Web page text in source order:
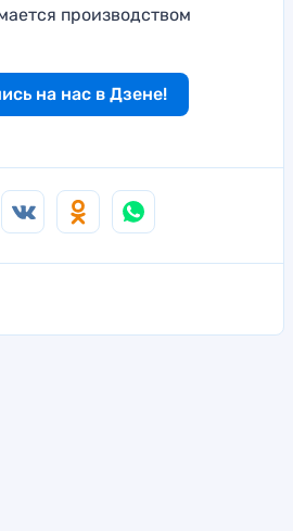
производством
на нас в Дзене!